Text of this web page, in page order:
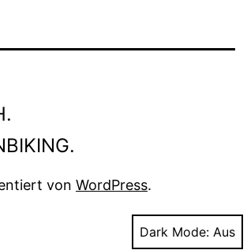
von WordPress.
Dark Mode: